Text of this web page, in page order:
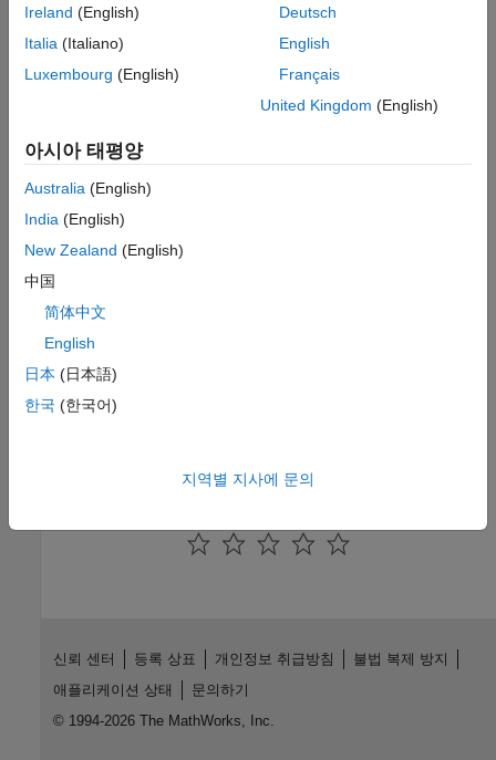
SS_REUSABLE_AND_GLOBAL
Use this macro to get the reusability of an S-function input port.
For more information about the possible return values, see
ssSetInputPortOptimOpts
Languages
C, C++
ssSetInputPortOptimOpts
Version History
Ireland (English)
Italia (Italiano)
Luxembourg (English)
Deutsch
English
Français
United Kingdom (English)
아시아 태평양
Australia (English)
India (English)
New Zealand (English)
中国
简体中文
English
日本 (日本語)
한국 (한국어)
지역별 지사에 문의
신뢰 센터 등록 상표 개인정보 취급방침
불법 복제 방지
애플리케이션 상태
문의하기
© 1994-2026 The MathWorks, Inc.